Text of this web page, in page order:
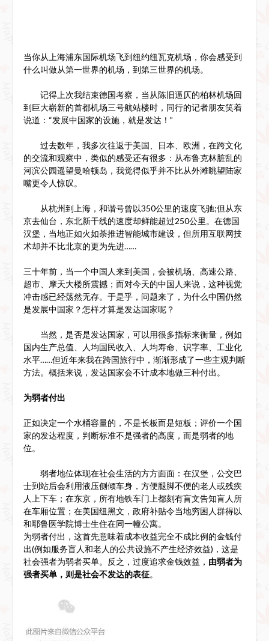
当你从上海浦东国际机场飞到纽约纽瓦克机场，你会感受到
什么叫做从第一世界的机场，到第三世界的机场。
记得上次我结束德国考察，当从陈旧逼仄的柏林机场回
到巨大崭新的首都机场三号航站楼时，同行的记者朋友笑着
说道：“发展中国家的设施，就是发达！”
过去数年，我多次往返于美国、日本、欧洲，在跨文化
的交流和观察中，类似的感受还有很多：从布鲁克林脏乱的
河滨公园遥望曼哈顿岛，我觉得似乎并不比从外滩眺望陆家
嘴更令人惊叹。
从杭州到上海，和谐号曾以350公里的速度飞驰;但从东
京去仙台，东北新干线的速度却鲜能超过250公里。在德国
汉堡，当地正如火如荼推进智能城市建设，但所用互联网技
术却并不比北京的更为先进……
三十年前，当一个中国人来到美国，会被机场、高速公路、
超市、摩天大楼所震撼；而对今天的中国人来说，这种视觉
冲击感已经荡然无存。于是乎，问题来了，为什么中国仍然
是发展中国家？怎样才算是发达国家呢？
当然，是否是发达国家，可以用很多指标来衡量，例如
国内生产总值、人均国民收入、人均寿命、识字率、工业化
水平……但近年来我在跨国旅行中，渐渐形成了一些主观判断
方法。概括来说，发达国家会不计成本地做三种付出。
为弱者付出
正如决定一个水桶容量的，不是长板而是短板；评价一个国
家的发达程度，判断标准不是强者的高度，而是弱者的地
位。
弱者地位体现在社会生活的方方面面：在汉堡，公交巴
士到站后会利用液压侧倾车身，方便腿脚不便的老人或残疾
人上下车；在东京，所有地铁车门上都刻有盲文告知盲人所
在车厢位置；在美国纽黑文，政府补贴令当地穷困人群得以
和耶鲁医学院博士生住在同一幢公寓。
为弱者付出，这首先意味着成本收益完全不成比例的金钱付
出(例如服务盲人和老人的公共设施不产生经济效益)，这是
社会强者为弱者买单。反之，过度追求金钱效益， 由弱者为
强者买单，则是社会不发达的表征。